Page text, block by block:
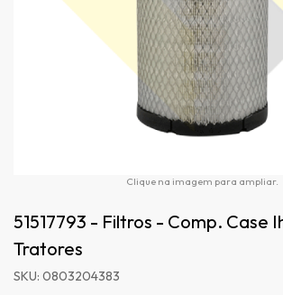
Clique na imagem para ampliar.
51517793 - Filtros - Comp. Case
Tratores
SKU: 0803204383